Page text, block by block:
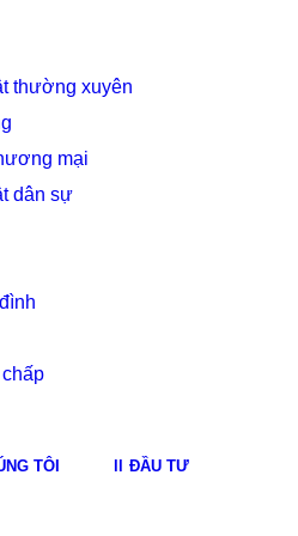
thường xuyên
mại
dân sự
TÔI ĐẦU TƯ